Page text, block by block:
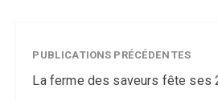
PUBLICATIONS PRÉCÉDENTES
La ferme des saveurs fête ses